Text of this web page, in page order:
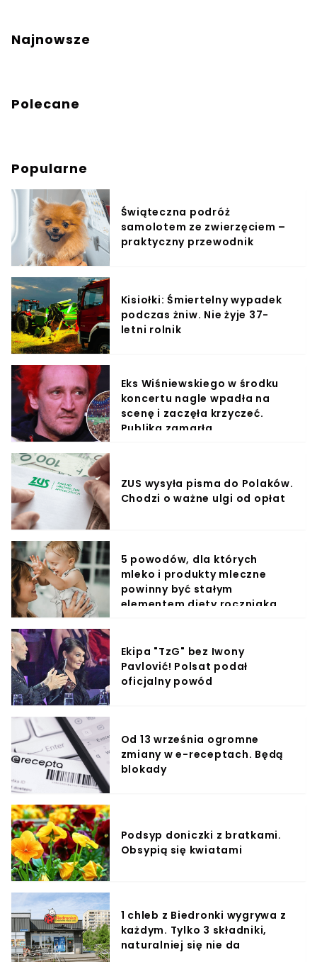
Najnowsze
Polecane
Popularne
Świąteczna podróż
samolotem ze zwierzęciem –
praktyczny przewodnik
Kisiołki: Śmiertelny wypadek
podczas żniw. Nie żyje 37-
letni rolnik
Eks Wiśniewskiego w środku
koncertu nagle wpadła na
scenę i zaczęła krzyczeć.
Publika zamarła
ZUS wysyła pisma do Polaków.
Chodzi o ważne ulgi od opłat
5 powodów, dla których
mleko i produkty mleczne
powinny być stałym
elementem diety roczniaka
Ekipa "TzG" bez Iwony
Pavlović! Polsat podał
oficjalny powód
Od 13 września ogromne
zmiany w e-receptach. Będą
blokady
Podsyp doniczki z bratkami.
Obsypią się kwiatami
1 chleb z Biedronki wygrywa z
każdym. Tylko 3 składniki,
naturalniej się nie da